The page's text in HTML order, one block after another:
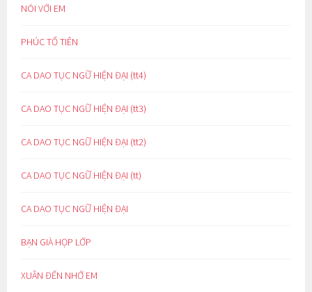
NÓI VỚI EM
PHÚC TỔ TIÊN
CA DAO TỤC NGỮ HIỆN ĐẠI (tt4)
CA DAO TỤC NGỮ HIỆN ĐẠI (tt3)
CA DAO TỤC NGỮ HIỆN ĐẠI (tt2)
CA DAO TỤC NGỮ HIỆN ĐẠI (tt)
CA DAO TỤC NGỮ HIỆN ĐẠI
BẠN GIÀ HỌP LỚP
XUÂN ĐẾN NHỚ EM